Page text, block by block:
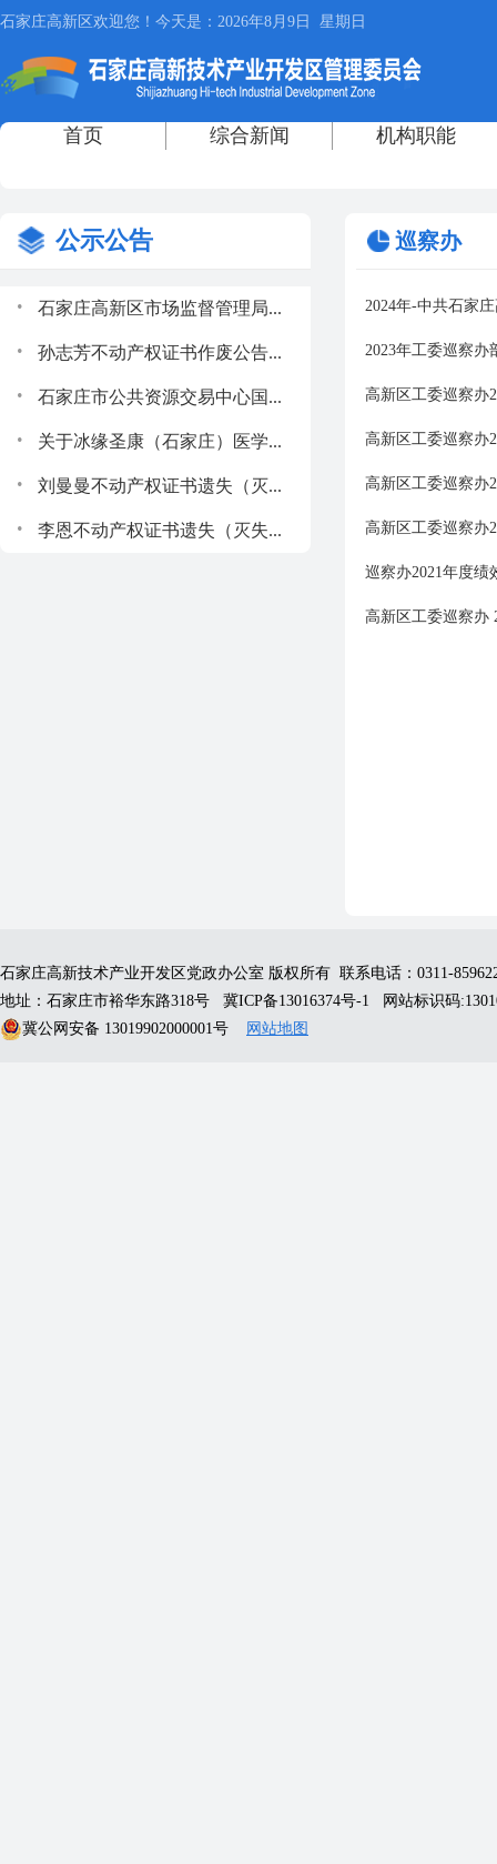
公示公告
. 石家庄高新区市场监督管理局...
. 孙志芳不动产权证书作废公告...
. 石家庄市公共资源交易中心国...
. 关于冰缘圣康（石家庄）医学...
. 刘曼曼不动产权证书遗失（灭...
. 李恩不动产权证书遗失（灭失...
巡察办
2024年-中共石家
2023年工委巡察办
高新区工委巡察办
高新区工委巡察办
高新区工委巡察办
高新区工委巡察办
巡察办2021年度绩
高新区工委巡察办